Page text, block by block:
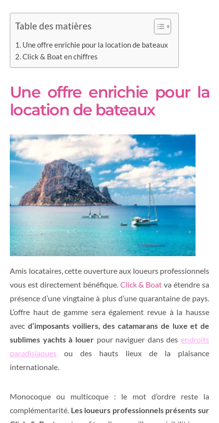
Table des matières
Une offre enrichie pour la location de bateaux
Click & Boat en chiffres
Une offre enrichie pour la
location de bateaux
Amis locataires, cette ouverture aux loueurs professionnels
vous est directement bénéfique. Click & Boat va étendre sa
présence d’une vingtaine à plus d’une quarantaine de pays.
L’offre haut de gamme sera également revue à la hausse
avec d’imposants voiliers, des catamarans de luxe et de
sublimes yachts à louerpour naviguer dans des endroits
paradisiaques ou des hauts lieux de la plaisance
internationale.
Monocoque ou multicoque : le mot d’ordre reste la
complémentarité. Les loueurs professionnels présents sur